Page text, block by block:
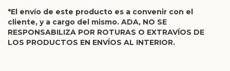
*El envío de este producto es a convenir con el
cliente, y a cargo del mismo. ADA, NO SE
RESPONSABILIZA POR ROTURAS O EXTRAVÍOS DE
LOS PRODUCTOS EN ENVÍOS AL INTERIOR.